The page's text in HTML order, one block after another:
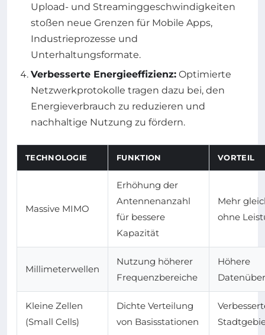
Upload- und Streaminggeschwindigkeiten
stoßen neue Grenzen für Mobile Apps,
Industrieprozesse und
Unterhaltungsformate.
Verbesserte Energieeffizienz: Optimierte
Netzwerkprotokolle tragen dazu bei, den
Energieverbrauch zu reduzieren und
nachhaltige Nutzung zu fördern.
TECHNOLOGIE FUNKTION VORTEIL
Massive MIMO
Erhöhung der
Antennenanzahl
für bessere
Kapazität
Mehr
ohne
Millimeterwellen
Nutzung höherer
Frequenzbereiche
Höhere
Kleine Zellen
(Small Cells)
Dichte Verteilung
von Basisstationen